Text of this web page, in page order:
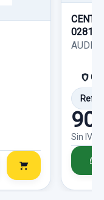
AUDI
Ref:
Sin IVA,